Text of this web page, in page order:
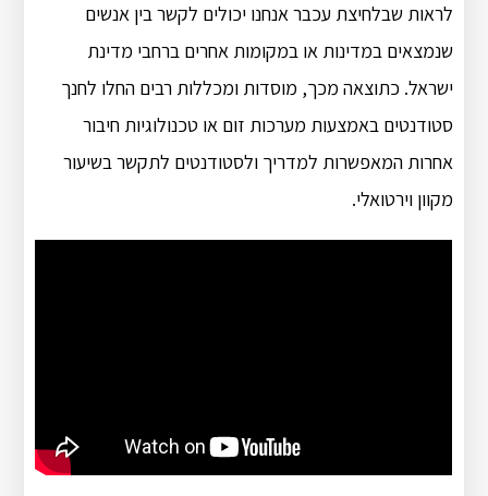
לראות שבלחיצת עכבר אנחנו יכולים לקשר בין אנשים
שנמצאים במדינות או במקומות אחרים ברחבי מדינת
ישראל. כתוצאה מכך, מוסדות ומכללות רבים החלו לחנך
סטודנטים באמצעות מערכות זום או טכנולוגיות חיבור
אחרות המאפשרות למדריך ולסטודנטים לתקשר בשיעור
מקוון וירטואלי.